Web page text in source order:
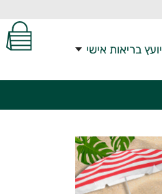
יועץ בריאות אישי